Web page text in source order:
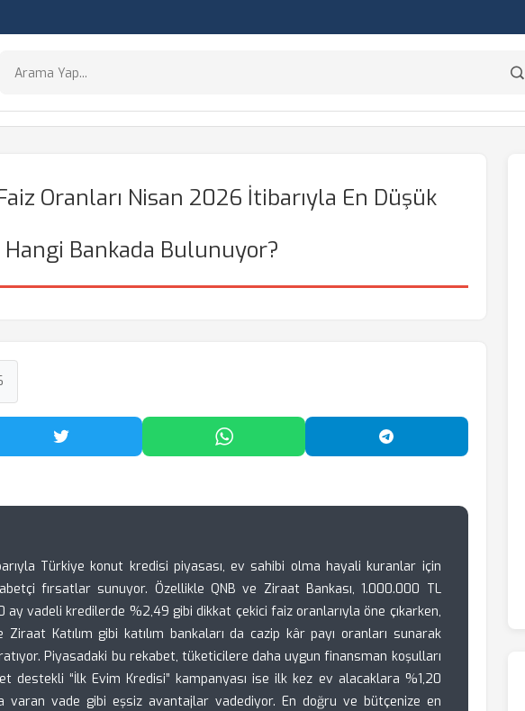
Oranları Nisan 2026 İtibarıyla En Düşük
Hangi Bankada Bulunuyor?
Twitter'da Paylaş WhatsApp'ta Paylaş Telegram'da Paylaş
Türkiye konut kredisi piyasası, ev sahibi olma hayali kuranlar için
fırsatlar sunuyor. Özellikle QNB ve Ziraat Bankası, 1.000.000 TL
ay vadeli kredilerde %2,49 gibi dikkat çekici faiz oranlarıyla öne çıkarken,
Ziraat Katılım gibi katılım bankaları da cazip kâr payı oranları sunarak
Piyasadaki bu rekabet, tüketicilere daha uygun finansman koşulları
destekli “İlk Evim Kredisi” kampanyası ise ilk kez ev alacaklara %1,20
varan vade gibi eşsiz avantajlar vadediyor. En doğru ve bütçenize en